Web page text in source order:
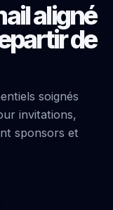
aligné
de
soignés
invitations,
sponsors et